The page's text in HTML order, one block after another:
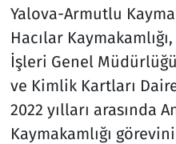
Yalova-Armutlu
Hacılar
İşleri Genel
ve Kimlik Kartları Daire
2022 yılları arasında
Kaymakamlığı